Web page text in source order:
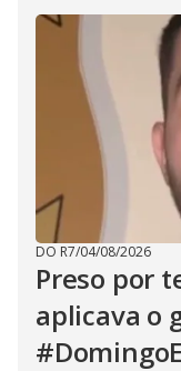
DO R7/04/08/2026
Preso por
aplicava o